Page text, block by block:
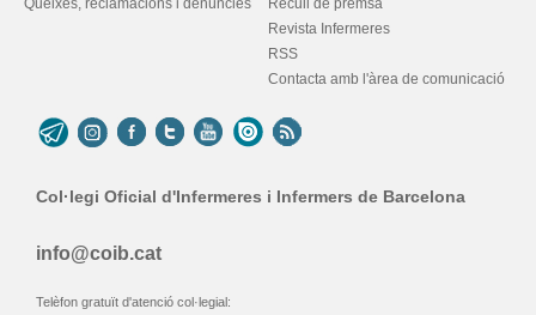
Queixes, reclamacions i denúncies
Recull de premsa
Revista Infermeres
RSS
Contacta amb l'àrea de comunicació
Col·legi Oficial d'Infermeres i Infermers de Barcelona
info@coib.cat
Telèfon gratuït d'atenció col·legial: